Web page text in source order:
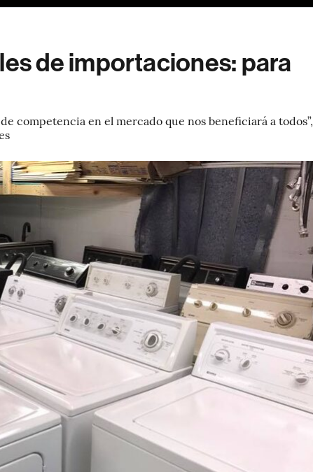
de importaciones: para
competencia en el mercado que nos beneficiará a todos”,